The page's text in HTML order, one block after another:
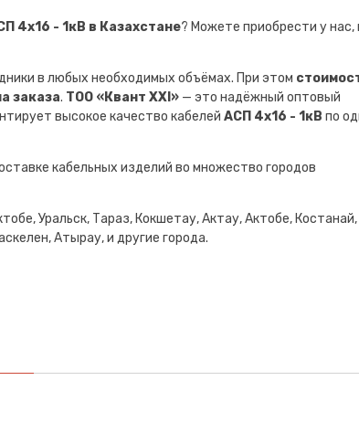
4х16 - 1кВ в Казахстане? Можете приобрести у нас,
в любых необходимых объёмах. При этом
заказа. ТОО «Квант XXI» — это надёжный оптовый
высокое качество кабелей АСП 4х16 - 1кВ по
кабельных изделий во множество городов
Уральск, Тараз, Кокшетау, Актау, Актобе, Костанай,
Атырау, и другие города.